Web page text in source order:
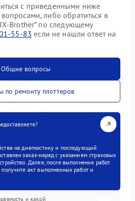
с приведенными ниже
либо обратиться в
Brother” по следующему
55-83 если не нашли ответ на
Общие вопросы
по ремонту плоттеров
на диагностику и последующий
заказ-наряд с указанием страховых
Далее, после выполнения работ
акт выполненных работ и
и какой